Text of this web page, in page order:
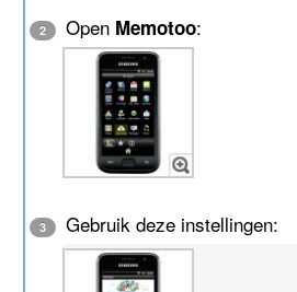
2 Open Memotoo:
3 Gebruik deze instellingen: